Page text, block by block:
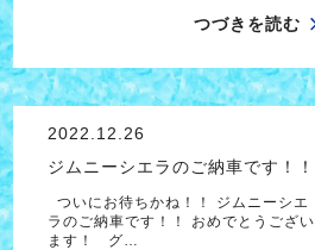
つづきを読む
2022.12.26
ジムニーシエラのご納車です！！
ついにお待ちかね！！ ジムニーシエ
ラのご納車です！！ おめでとうござい
ます！ グ…